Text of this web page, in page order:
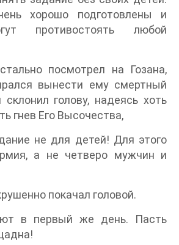
хорошо подготовлены и
противостоять любой
посмотрел на Гозана,
вынести ему смертный
склонил голову, надеясь хоть
гнев Его Высочества,
не для детей! Для этого
а не четверо мужчин и
покачал головой.
в первый же день. Пасть